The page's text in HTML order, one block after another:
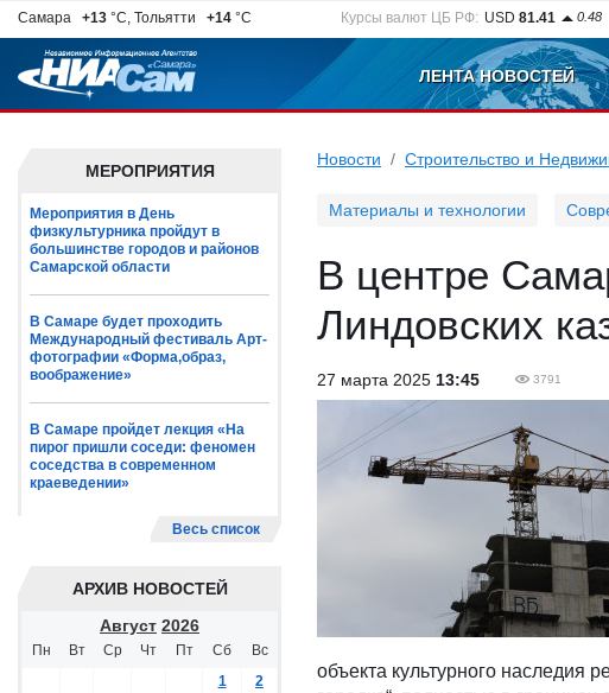
Самара +13 °C, Тольятти +14 °C Курсы валют ЦБ РФ: USD 81.41 0.48
ЛЕНТА НОВОСТЕЙ
МЕРОПРИЯТИЯ
Мероприятия в День
физкультурника пройдут в
большинстве городов и районов
Самарской области
В Самаре будет проходить
Международный фестиваль Арт-
фотографии «Форма,образ,
воображение»
В Самаре пройдет лекция «На
пирог пришли соседи: феномен
соседства в современном
краеведении»
Весь список
АРХИВ НОВОСТЕЙ
Август 2026
Пн Вт Ср Чт Пт Сб
Вс
1
2
Новости Строительство и
Материалы и технологии
В центре
Линдовских
27 марта 2025 13:45 3791
объекта культурного наследия